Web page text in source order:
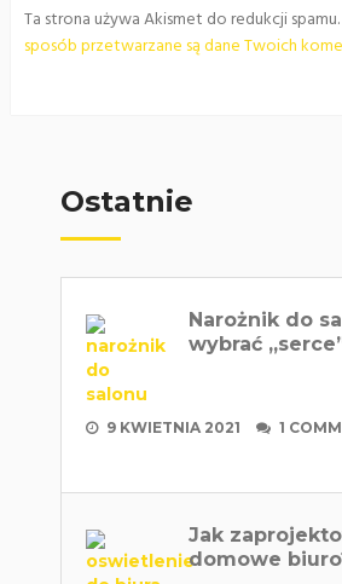
Ta strona używa Akismet do redukcji spamu.
sposób przetwarzane są dane Twoich
Ostatnie
Narożnik do
wybrać
9 KWIETNIA 2021 1
Jak
domowe